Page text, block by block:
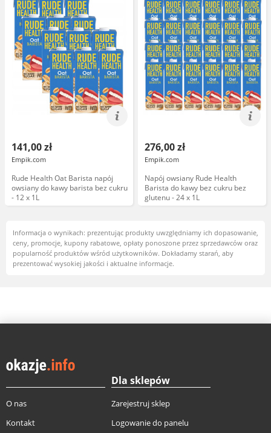
141,00 zł
Empik.com
Rude Health Oat Barista napój
owsiany do kawy barista bez cukru
- 12 x 1L
276,00 zł
Empik.com
Napój owsiany Rude Health
Barista do kawy bez cukru bez
glutenu - 24 x 1L
Informacja o wynikach: prezentując produkty uwzględniamy ich dopasowanie,
ceny, promocje, kupony rabatowe, opłaty ponoszone przez sprzedawców oraz
popularność produktów wśród użytkowników. Dokładamy starań, aby
prezentować wysokiej jakości i aktualne informacje.
O nas
Kontakt
Dla sklepów
Zarejestruj sklep
Logowanie do panelu